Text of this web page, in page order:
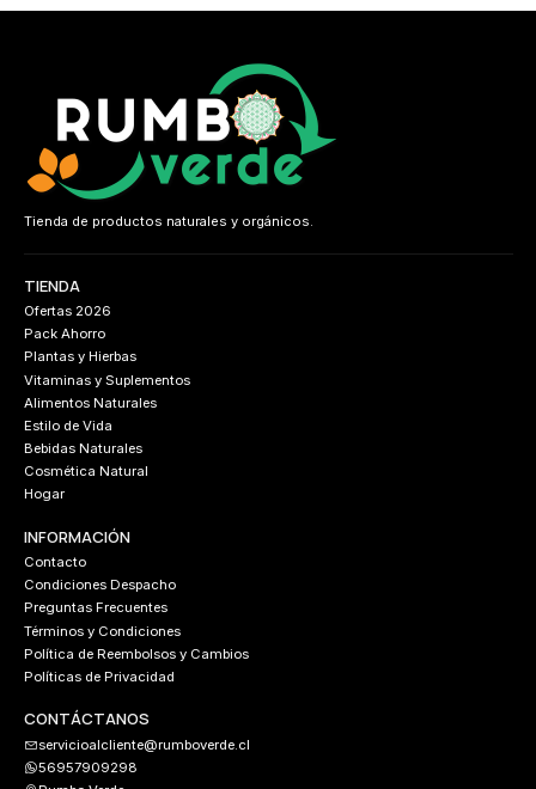
Tienda de productos naturales y orgánicos.
TIENDA
Ofertas 2026
Pack Ahorro
Plantas y Hierbas
Vitaminas y Suplementos
Alimentos Naturales
Estilo de Vida
Bebidas Naturales
Cosmética Natural
Hogar
INFORMACIÓN
Contacto
Condiciones Despacho
Preguntas Frecuentes
Términos y Condiciones
Política de Reembolsos y Cambios
Políticas de Privacidad
CONTÁCTANOS
servicioalcliente@rumboverde.cl
56957909298